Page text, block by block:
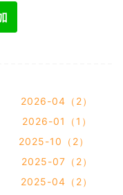
2026-04（2）
2026-01（1）
2025-10（2）
2025-07（2）
2025-04（2）